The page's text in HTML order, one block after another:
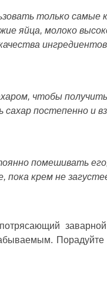
только самые
яйца, молоко
ингредиентов
чтобы
постепенно и
помешивать
пока крем не
Порадуйте